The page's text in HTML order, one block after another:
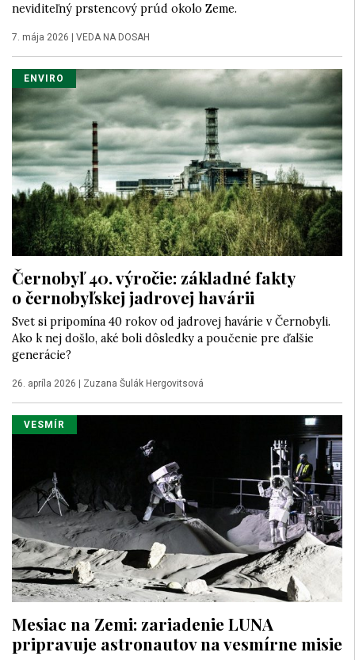
neviditeľný prstencový prúd okolo Zeme.
7. mája 2026 | VEDA NA DOSAH
ENVIRO
Černobyľ 40. výročie: základné fakty
o černobyľskej jadrovej havárii
Svet si pripomína 40 rokov od jadrovej havárie v Černobyli.
Ako k nej došlo, aké boli dôsledky a poučenie pre ďalšie
generácie?
26. apríla 2026 | Zuzana Šulák Hergovitsová
VESMÍR
Mesiac na Zemi: zariadenie LUNA
pripravuje astronautov na vesmírne misie